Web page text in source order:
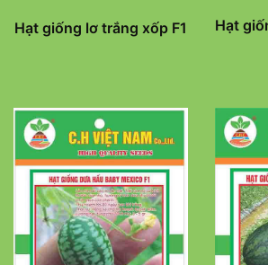
Hạt giống lơ trắng xốp F1
Hạt